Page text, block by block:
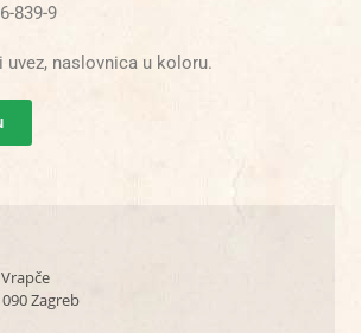
839-9
uvez, naslovnica u koloru.
Zagreb